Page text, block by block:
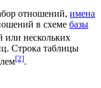
отношений, имена
в схеме базы
или нескольких
. Строка таблицы
[2].